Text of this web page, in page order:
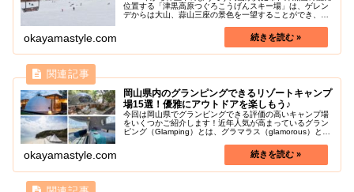
位置する「津黒高原つぐろこうげんスキー場」は、ゲレン
デからは大山、蒜山三座の景色を一望することができ、雄
okayamastyle.com
岡山県内のグランピングできるリゾートキャンプ
場15選！優雅にアウトドアを楽しもう♪
今回は岡山県でグランピングできる評価の高いキャンプ場
をいくつかご紹介します！近年人気が高まっているグラン
ピング（Glamping）とは、グラマラス（glamorous）とキ
okayamastyle.com